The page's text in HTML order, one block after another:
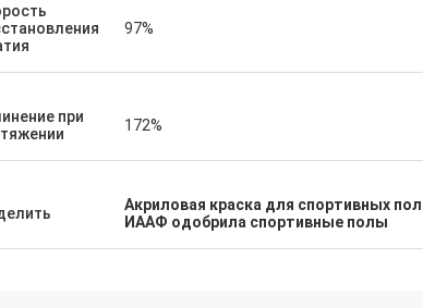
97%
при
172%
Акриловая краска для спортивных
ИААФ одобрила спортивные полы